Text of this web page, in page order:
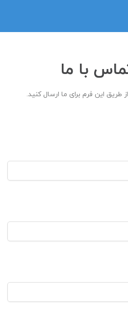
با ما
طریق این فرم برای ما ارسال کنید.